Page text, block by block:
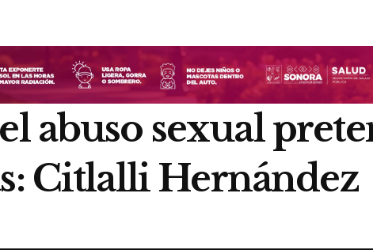
abuso sexual
Citlalli Hernández